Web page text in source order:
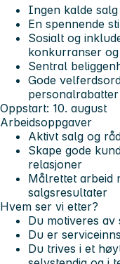
Ingen kalde
En spennende
Sosialt og
konkurranser
Sentral
Gode
personalrabatter
Oppstart: 10. august
Arbeidsoppgaver
Aktivt salg og
Skape gode
relasjoner
Målrettet arbeid
salgsresultater
Hvem ser vi etter?
Du motiveres
Du er
Du trives i et